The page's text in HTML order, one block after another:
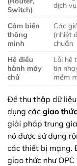
Switch)
dịch
Cảm biến
thông
minh
Các
(nhiệt
chuẩn
Hệ điều
hành máy
chủ
Lỗi hệ
tin
mềm
Để thu thập dữ
dụng các giao
giải pháp trung
nó được sử dụng
các thiết bị mạng.
giao thức như